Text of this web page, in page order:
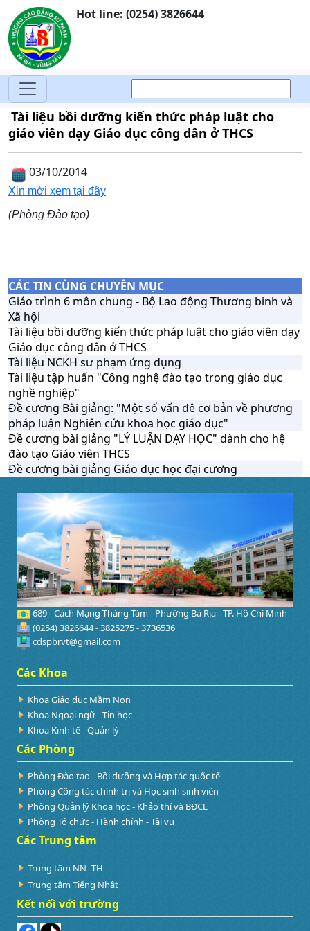
Hot line: (0254) 3826644
Tài liệu bồi dưỡng kiến thức pháp luật cho
giáo viên dạy Giáo dục công dân ở THCS
03/10/2014
Xin mời xem tại đây
(Phòng Đào tạo)
CÁC TIN CÙNG CHUYÊN MỤC
Giáo trình 6 môn chung - Bộ Lao động Thương binh và
Xã hội
Tài liệu bồi dưỡng kiến thức pháp luật cho giáo viên dạy
Giáo dục công dân ở THCS
Tài liệu NCKH sư phạm ứng dụng
Tài liệu tập huấn "Công nghệ đào tạo trong giáo dục
nghề nghiệp"
Đề cương Bài giảng: "Một số vấn đê cơ bản về phương
pháp luận Nghiên cứu khoa học giáo dục"
Đề cương bài giảng "LÝ LUẬN DẠY HỌC" dành cho hệ
đào tạo Giáo viên THCS
Đề cương bài giảng Giáo dục học đại cương
689 - Cách Mạng Tháng Tám - Phường Bà Rịa - TP. Hồ Chí Minh
(0254) 3826644 - 3825275 - 3736536
cdspbrvt@gmail.com
Các Khoa
Khoa Giáo dục Mầm Non
Khoa Ngoại ngữ - Tin học
Khoa Kinh tế - Quản lý
Các Phòng
Phòng Đào tạo - Bồi dưỡng và Hợp tác quốc tế
Phòng Công tác chính trị và Học sinh sinh viên
Phòng Quản lý Khoa học - Khảo thí và BĐCL
Phòng Tổ chức - Hành chính - Tài vụ
Các Trung tâm
Trung tâm NN- TH
Trung tâm Tiếng Nhật
Kết nối với trường